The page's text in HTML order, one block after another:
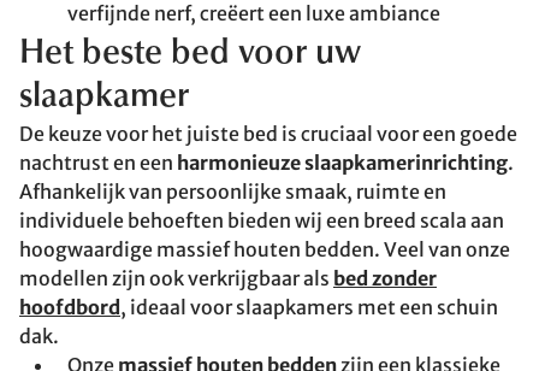
verfijnde nerf, creëert een luxe ambiance
Het beste bed voor uw
slaapkamer
De keuze voor het juiste bed is cruciaal voor een goede
nachtrust en een harmonieuze slaapkamerinrichting.
Afhankelijk van persoonlijke smaak, ruimte en
individuele behoeften bieden wij een breed scala aan
hoogwaardige massief houten bedden. Veel van onze
modellen zijn ook verkrijgbaar als bed zonder
hoofdbord , ideaal voor slaapkamers met een schuin
dak.
Onze massief houten bedden zijn een klassieke